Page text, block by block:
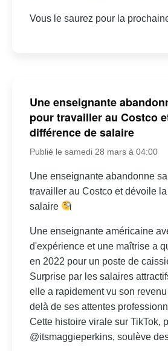
Vous le saurez pour la
Une enseignante
pour travailler au Costco
différence de salaire
Publié le samedi 28 mars à 04:00
Une enseignante abandonne
travailler au Costco et dévoile
salaire
Une enseignante américaine
d'expérience et une maîtrise a
en 2022 pour un poste de
Surprise par les salaires
elle a rapidement vu son
delà de ses attentes
Cette histoire virale sur TikTok,
@itsmaggieperkins, soulève